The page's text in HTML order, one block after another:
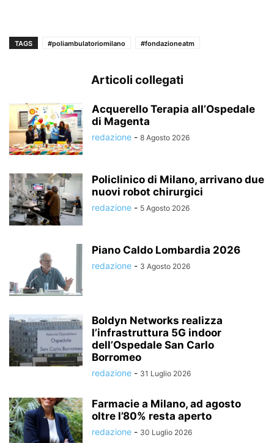
TAGS #poliambulatoriomilano #fondazioneatm
Articoli collegati
Acquerello Terapia all’Ospedale
di Magenta
redazione - 8 Agosto 2026
Policlinico di Milano, arrivano due
nuovi robot chirurgici
redazione - 5 Agosto 2026
Piano Caldo Lombardia 2026
redazione - 3 Agosto 2026
Boldyn Networks realizza
l’infrastruttura 5G indoor
dell’Ospedale San Carlo
Borromeo
redazione - 31 Luglio 2026
Farmacie a Milano, ad agosto
oltre l’80% resta aperto
redazione - 30 Luglio 2026